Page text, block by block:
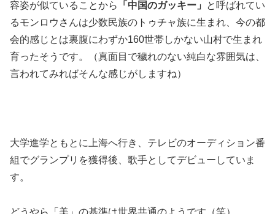
容姿が似ていることから 「中国のガッキー」
と呼ばれてい
るモンロウさんは少数民族のトゥチャ族に生まれ、今の都
会的感じとは裏腹にわずか160世帯しかない山村で生まれ
育ったそうです。（真面目で穢れのない純白な雰囲気は、
言われてみればそんな感じがしますね）
大学進学ともとに上海へ行き、テレビのオーディション番
組でグランプリを獲得後、歌手としてデビューしていま
す。